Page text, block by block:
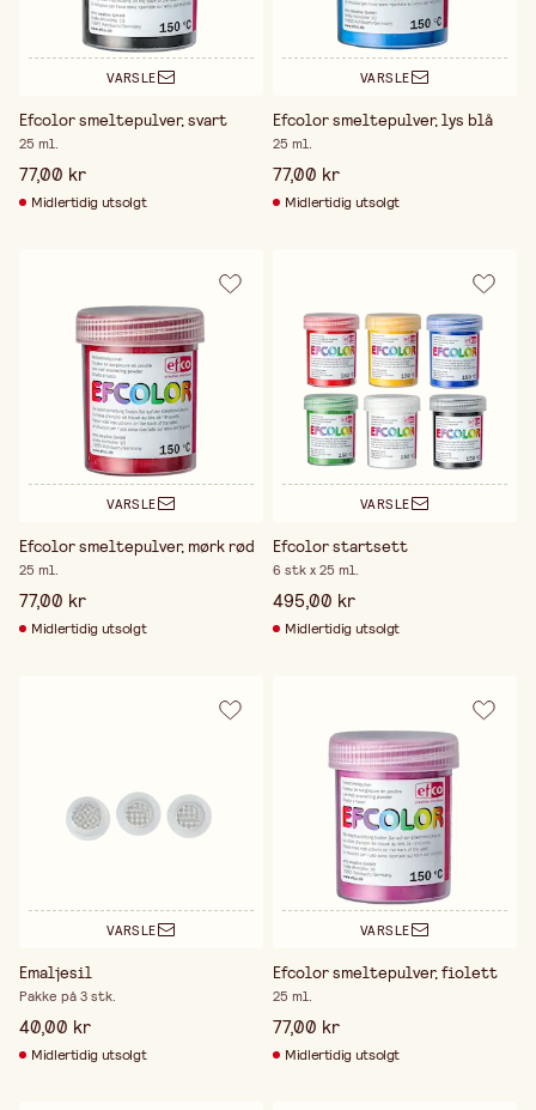
VARSLE
Efcolor smeltepulver, svart
25 ml.
77,00 kr
Midlertidig utsolgt
VARSLE
Efcolor smeltepulver, lys blå
25 ml.
77,00 kr
Midlertidig utsolgt
VARSLE
Efcolor smeltepulver, mørk rød
25 ml.
77,00 kr
Midlertidig utsolgt
VARSLE
Efcolor startsett
6 stk x 25 ml.
495,00 kr
Midlertidig utsolgt
VARSLE
Emaljesil
Pakke på 3 stk.
40,00 kr
Midlertidig utsolgt
VARSLE
Efcolor smeltepulver, fiolett
25 ml.
77,00 kr
Midlertidig utsolgt